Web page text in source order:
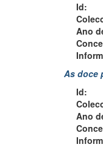
Id:
Ano
As doce
Id:
Ano